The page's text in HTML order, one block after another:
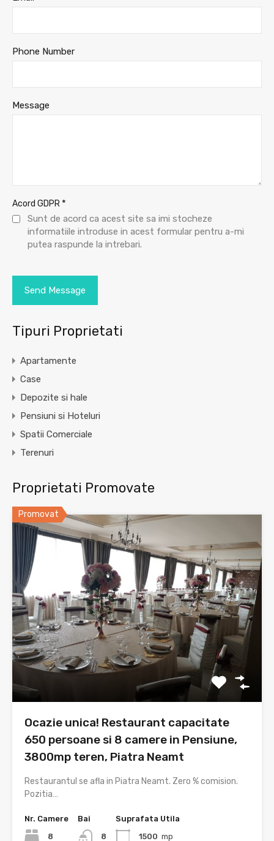
Phone Number
Message
Acord GDPR *
Sunt de acord ca acest site sa imi stocheze
informatiile introduse in acest formular pentru a-mi
putea raspunde la intrebari.
Tipuri Proprietati
Apartamente
Case
Depozite si hale
Pensiuni si Hoteluri
Spatii Comerciale
Terenuri
Proprietati Promovate
Promovat
Ocazie unica! Restaurant capacitate
650 persoane si 8 camere in Pensiune,
3800mp teren, Piatra Neamt
Restaurantul se afla in Piatra Neamt. Zero % comision.
Pozitia…
Nr. Camere
8
Bai
8
Suprafata Utila
1500 mp